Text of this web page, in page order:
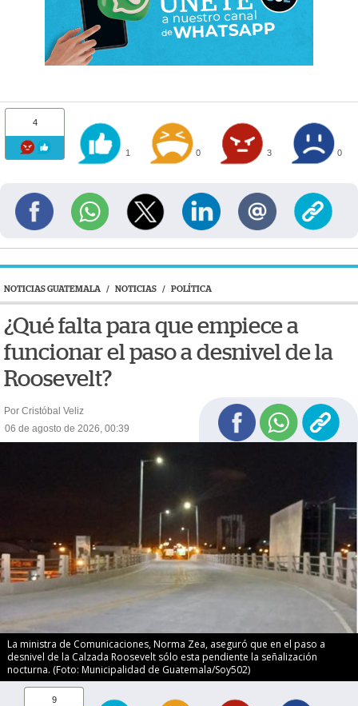
4
1 0 3 0
NOTICIAS GUATEMALA / NOTICIAS / POLÍTICA
¿Qué falta para que empiece a
funcionar el paso a desnivel de la
Roosevelt?
Por Cristóbal Veliz
06 de agosto de 2026, 00:39
La ministra de Comunicaciones, Norma Zea, aseguró que en el paso a
desnivel de la Calzada Roosevelt sólo esta pendiente la señalización
nocturna. (Foto: Municipalidad de Guatemala/Soy502)
9